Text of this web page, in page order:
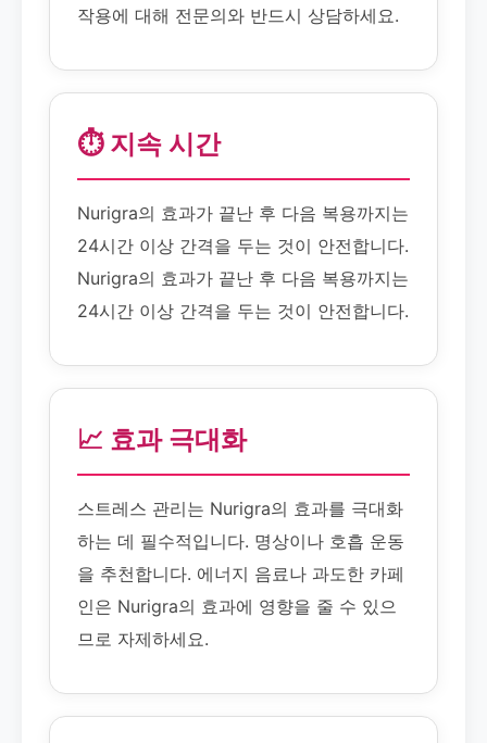
작용에 대해 전문의와 반드시 상담하세요.
⏱️ 지속 시간
Nurigra의 효과가 끝난 후 다음 복용까지는
24시간 이상 간격을 두는 것이 안전합니다.
Nurigra의 효과가 끝난 후 다음 복용까지는
24시간 이상 간격을 두는 것이 안전합니다.
📈 효과 극대화
스트레스 관리는 Nurigra의 효과를 극대화
하는 데 필수적입니다. 명상이나 호흡 운동
을 추천합니다. 에너지 음료나 과도한 카페
인은 Nurigra의 효과에 영향을 줄 수 있으
므로 자제하세요.